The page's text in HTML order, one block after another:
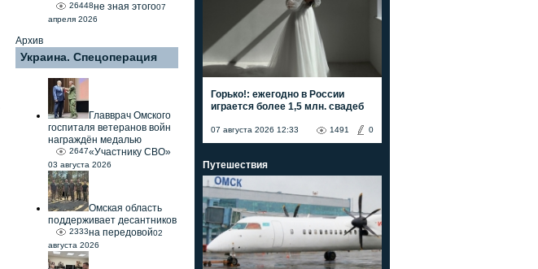
не зная этого
26448
07
апреля 2026
Архив
Украина. Спецоперация
Главврач Омского
госпиталя ветеранов войн
награждён медалью
«Участнику СВО»
2647
03 августа 2026
Омская область
поддерживает десантников
на передовой
2333
02
августа 2026
Горько!: ежегодно в России
играется более 1,5 млн. свадеб
07 августа 2026 12:33 0
1491
Путешествия